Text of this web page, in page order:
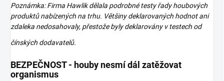
Poznámka: Firma Hawlik dělala podrobné testy řady houbových
produktů nabízených na trhu. Většiny deklarovaných hodnot ani
zdaleka nedosahovaly, přestože byly deklarovány v testech od
čínských dodavatelů.
BEZPEČNOST - houby nesmí dál zatěžovat
organismus